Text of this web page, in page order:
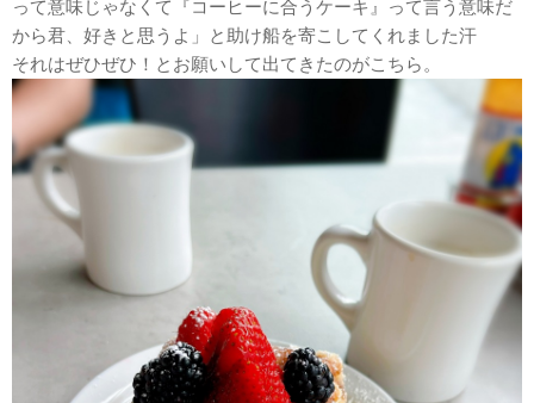
って意味じゃなくて『コーヒーに合うケーキ』って言う意味だ
から君、好きと思うよ」と助け船を寄こしてくれました汗
それはぜひぜひ！とお願いして出てきたのがこちら。